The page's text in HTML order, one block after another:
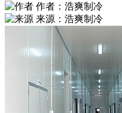
作者：浩爽制冷
来源：浩爽制冷